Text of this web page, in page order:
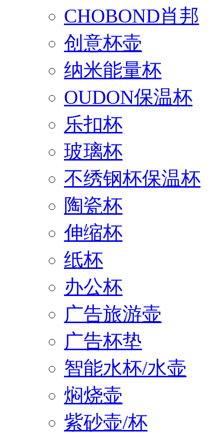
CHOBOND肖邦
创意杯壶
纳米能量杯
OUDON保温杯
乐扣杯
玻璃杯
不绣钢杯保温杯
陶瓷杯
伸缩杯
纸杯
办公杯
广告旅游壶
广告杯垫
智能水杯/水壶
焖烧壶
紫砂壶/杯